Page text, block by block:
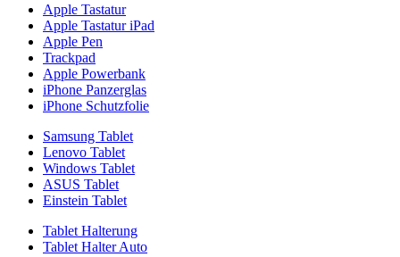
Apple Tastatur
Apple Tastatur iPad
Apple Pen
Trackpad
Apple Powerbank
iPhone Panzerglas
iPhone Schutzfolie
Samsung Tablet
Lenovo Tablet
Windows Tablet
ASUS Tablet
Einstein Tablet
Tablet Halterung
Tablet Halter Auto